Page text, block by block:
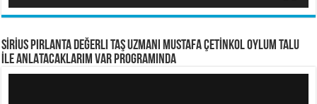
SİRİUS PIRLANTA Değerli Taş Uzmanı Mustafa ÇETİNKOL OYLUM TALU
İLE ANLATACAKLARIM VAR PROGRAMINDA